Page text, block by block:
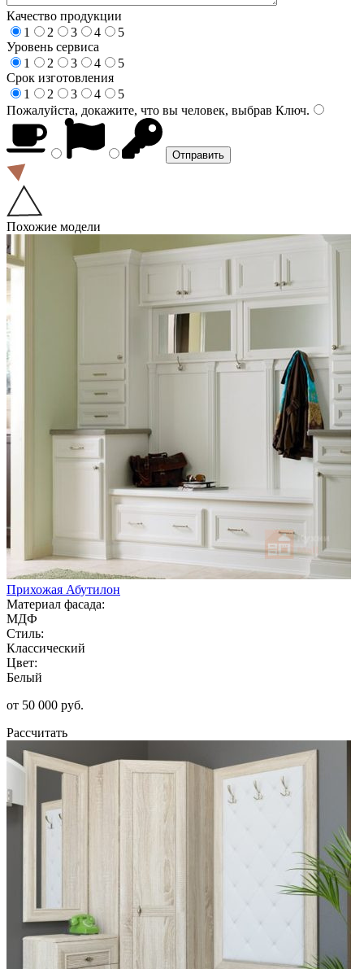
Качество продукции
1
2 3 4
5
Уровень сервиса
1
2 3 4
5
Срок изготовления
1
2 3 4
5
Пожалуйста, докажите, что вы человек, выбрав Ключ.
Похожие модели
Прихожая Абутилон
Материал фасада:
МДФ
Стиль:
Классический
Цвет:
Белый
от 50 000 руб.
Рассчитать